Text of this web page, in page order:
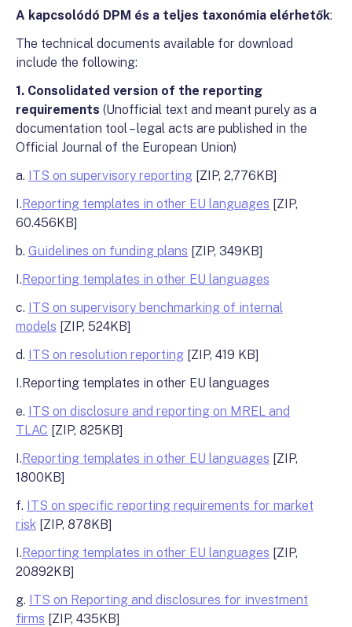
A kapcsolódó DPM és a teljes taxonómia elérhetők:
The technical documents available for download
include the following:
1. Consolidated version of the reporting
requirements (Unofficial text and meant purely as a
documentation tool – legal acts are published in the
Official Journal of the European Union)
a. ITS on supervisory reporting [ZIP, 2,776KB]
I.Reporting templates in other EU languages [ZIP,
60.456KB]
b. Guidelines on funding plans [ZIP, 349KB]
I.Reporting templates in other EU languages
c. ITS on supervisory benchmarking of internal
models [ZIP, 524KB]
d. ITS on resolution reporting [ZIP, 419 KB]
I.Reporting templates in other EU languages
e. ITS on disclosure and reporting on MREL and
TLAC [ZIP, 825KB]
I.Reporting templates in other EU languages [ZIP,
1800KB]
f. ITS on specific reporting requirements for market
risk [ZIP, 878KB]
I.Reporting templates in other EU languages [ZIP,
20892KB]
g. ITS on Reporting and disclosures for investment
firms [ZIP, 435KB]